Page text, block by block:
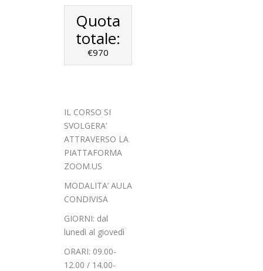
Quota
totale:
€970
IL CORSO SI
SVOLGERA’
ATTRAVERSO LA
PIATTAFORMA
ZOOM.US
MODALITA’ AULA
CONDIVISA
GIORNI: dal
lunedì al giovedì
ORARI: 09.00-
12.00 / 14.00-